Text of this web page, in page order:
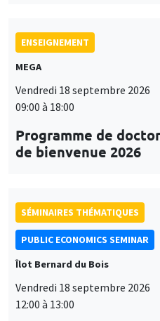
ENSEIGNEMENT
MEGA
Vendredi 18 septembre 2026
09:00 à 18:00
Programme de
de bienvenue 2026
SÉMINAIRES THÉMATIQUES
PUBLIC ECONOMICS SEMINAR
Îlot Bernard du Bois
Vendredi 18 septembre 2026
12:00 à 13:00